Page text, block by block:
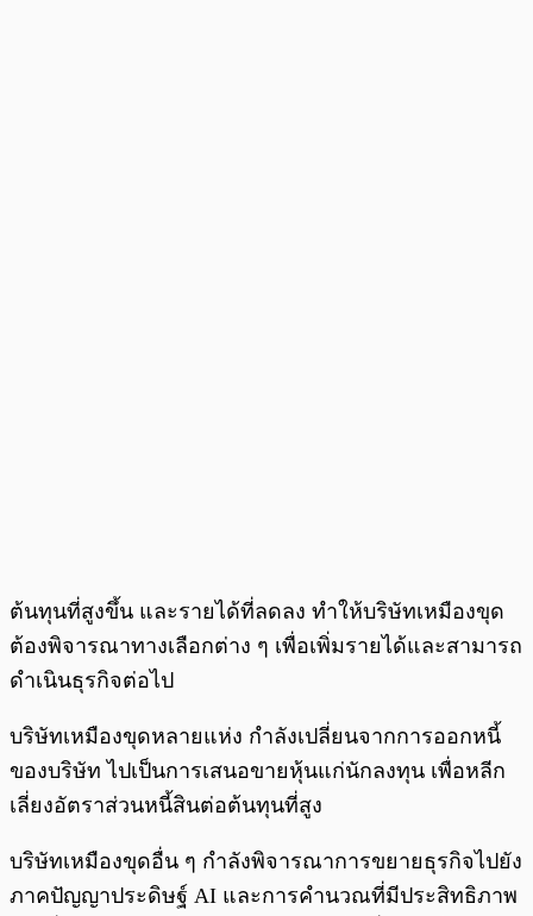
ต้นทุนที่สูงขึ้น และรายได้ที่ลดลง ทำให้บริษัทเหมืองขุด
ต้องพิจารณาทางเลือกต่าง ๆ เพื่อเพิ่มรายได้และสามารถ
ดำเนินธุรกิจต่อไป
บริษัทเหมืองขุดหลายแห่ง กำลังเปลี่ยนจากการออกหนี้
ของบริษัท ไปเป็นการเสนอขายหุ้นแก่นักลงทุน เพื่อหลีก
เลี่ยงอัตราส่วนหนี้สินต่อต้นทุนที่สูง
บริษัทเหมืองขุดอื่น ๆ กำลังพิจารณาการขยายธุรกิจไปยัง
ภาคปัญญาประดิษฐ์ AI และการคำนวณที่มีประสิทธิภาพ